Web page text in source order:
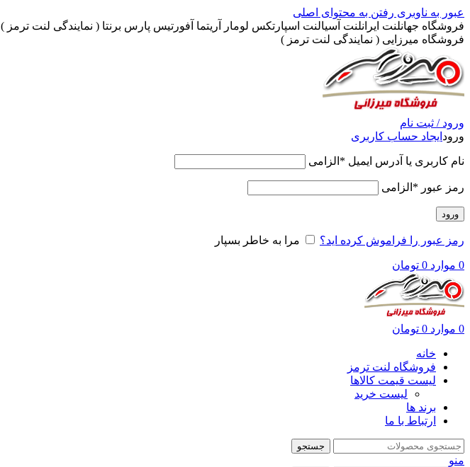
عبور به ناوبری رفتن به محتوای اصلی
فروشگاه جهانلنت ایرانلنت آسیالنت اسپارتکس لومار آریتما آفورتیس پارس برنتا ( نمایندگی لنت ترمز )
فروشگاه میرزایی ( نمایندگی لنت ترمز )
ورود / ثبت نام
ورود ایجاد حساب کاربری
نام کاربری یا آدرس ایمیل * الزامی
رمز عبور * الزامی
ورود
رمز عبور را فراموش کرده اید؟ مرا به خاطر بسپار
0 موارد 0 تومان
0 موارد 0 تومان
خانه
فروشگاه لنت ترمز
لیست قیمت کالاها
لیست خرید
برند ها
ارتباط با ما
جستجو
منو